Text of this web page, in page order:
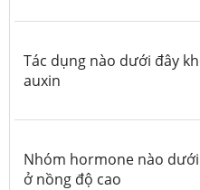
Tác dụng nào dưới đây
auxin
Nhóm hormone nào
ở nồng độ cao